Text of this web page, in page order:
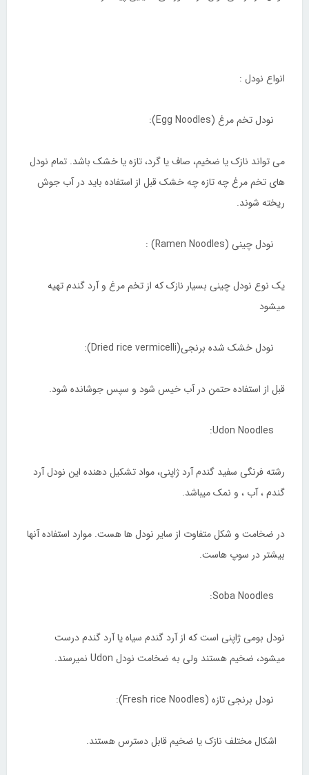
انواع نودل :
نودل تخم مرغ (Egg Noodles):
می تواند نازک یا ضخیم، صاف یا گرد، تازه یا خشک باشد. تمام نودل
های تخم مرغ چه تازه چه خشک قبل از استفاده باید در آب جوش
ریخته شوند.
نودل چینی (Ramen Noodles) :
یک نوع نودل چینی بسیار نازک که از تخم مرغ و آرد گندم تهیه
میشود
نودل خشک شده برنجی(Dried rice vermicelli):
قبل از استفاده حتمن در آب خیس شود و سپس جوشانده شود.
رشته فرنگی سفید گندم آرد ژاپنی، مواد تشکیل دهنده این نودل آرد
گندم ، آب ، و نمک میباشد.
در ضخامت و شکل متفاوت از سایر نودل ها هست. موارد استفاده آنها
بیشتر در سوپ هاست.
نودل بومی ژاپنی است که از آرد گندم سیاه یا آرد گندم درست
میشود، ضخیم هستند ولی به ضخامت نودل Udon نمیرسند.
نودل برنجی تازه (Fresh rice Noodles):
اشکال مختلف نازک یا ضخیم قابل دسترس هستند.